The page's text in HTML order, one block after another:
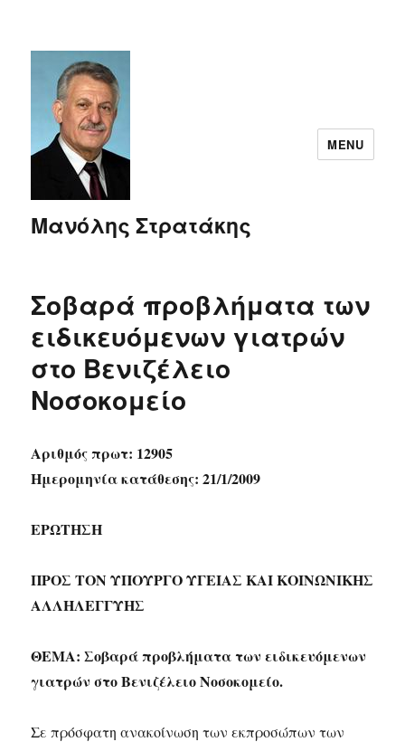
Μανόλης Στρατάκης
MENU
Σοβαρά προβλήματα των
ειδικευόμενων γιατρών
στο Βενιζέλειο
Νοσοκομείο
Αριθμός πρωτ: 12905
Ημερομηνία κατάθεσης: 21/1/2009
ΕΡΩΤΗΣΗ
ΠΡΟΣ ΤOΝ ΥΠΟΥΡΓΟ ΥΓΕΙΑΣ ΚΑΙ ΚΟΙΝΩΝΙΚΗΣ
ΑΛΛΗΛΕΓΓΥΗΣ
ΘΕΜΑ: Σοβαρά προβλήματα των ειδικευόμενων
γιατρών στο Βενιζέλειο Νοσοκομείο.
Σε πρόσφατη ανακοίνωση των εκπροσώπων των